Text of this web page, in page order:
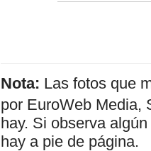
Nota: Las fotos que
por EuroWeb Media,
hay. Si observa
hay a pie de página.